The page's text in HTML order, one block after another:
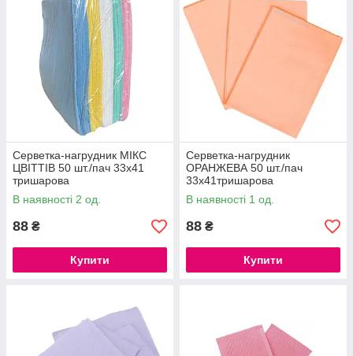
Серветка-нагрудник МІКС
ЦВІТТІВ 50 шт./пач 33х41
тришарова
В наявності 2 од.
88 ₴
Купити
Серветка-нагрудник
ОРАНЖЕВА 50 шт./пач
33х41тришарова
В наявності 1 од.
88 ₴
Купити